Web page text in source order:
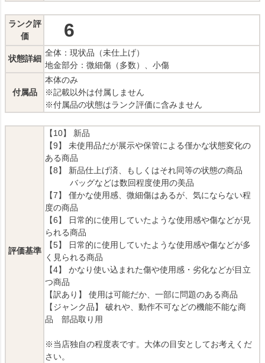
ランク評
価
6
状態詳細
全体：現状品（未仕上げ）
地金部分：微細傷（多数）、小傷
付属品
本体のみ
※記載以外は付属しません
※付属品の状態はランク評価に含みません
評価基準
【10】 新品
【9】 未使用品だが展示や保管による僅かな状態変化の
ある商品
【8】 新品仕上げ済、もしくはそれ同等の状態の商品
バッグなどは数回程度使用の美品
【7】 僅かな使用感、微細傷はあるが、気にならない程
度の商品
【6】 日常的に使用していたような使用感や傷などが見
られる商品
【5】 日常的に使用していたような使用感や傷などが多
く見られる商品
【4】 かなり使い込まれた傷や使用感・劣化などが目立
つ商品
【訳あり】 使用は可能だか、一部に問題のある商品
【ジャンク品】 破れや、動作不可などの機能不能な商
品 部品取り用
※当店独自の程度表です。大体の目安としてお考えくだ
さい。